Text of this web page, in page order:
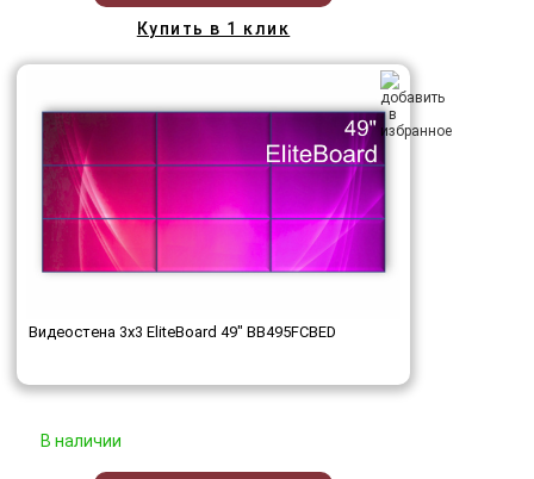
Купить в 1 клик
Видеостена 3x3 EliteBoard 49" BB495FCBED
В наличии